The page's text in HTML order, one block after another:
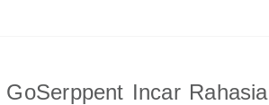
Incar Rahasia